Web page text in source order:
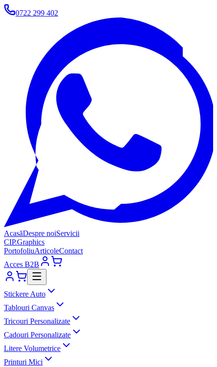
0722 299 402
AcasăDespre noiServicii
CIP.Graphics
PortofoliuArticoleContact
Acces B2B
Stickere Auto
Tablouri Canvas
Tricouri Personalizate
Cadouri Personalizate
Litere Volumetrice
Printuri Mici